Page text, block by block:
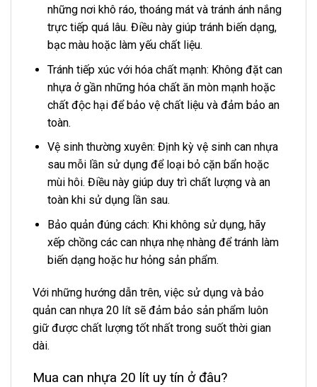
những nơi khô ráo, thoáng mát và tránh ánh nắng
trực tiếp quá lâu. Điều này giúp tránh biến dạng,
bạc màu hoặc làm yếu chất liệu.
Tránh tiếp xúc với hóa chất mạnh: Không đặt can
nhựa ở gần những hóa chất ăn mòn mạnh hoặc
chất độc hại để bảo vệ chất liệu và đảm bảo an
toàn.
Vệ sinh thường xuyên: Định kỳ vệ sinh can nhựa
sau mỗi lần sử dụng để loại bỏ cặn bẩn hoặc
mùi hôi. Điều này giúp duy trì chất lượng và an
toàn khi sử dụng lần sau.
Bảo quản đúng cách: Khi không sử dụng, hãy
xếp chồng các can nhựa nhẹ nhàng để tránh làm
biến dạng hoặc hư hỏng sản phẩm.
Với những hướng dẫn trên, việc sử dụng và bảo
quản can nhựa 20 lít sẽ đảm bảo sản phẩm luôn
giữ được chất lượng tốt nhất trong suốt thời gian
dài.
Mua can nhựa 20 lít uy tín ở đâu?